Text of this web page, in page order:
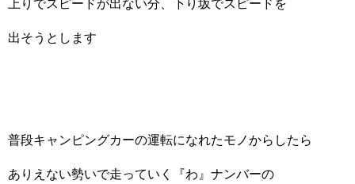
上りでスピードが出ない分、下り坂でスピードを
出そうとします
普段キャンピングカーの運転になれたモノからしたら
ありえない勢いで走っていく『わ』ナンバーの